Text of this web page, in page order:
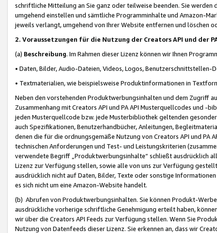
schriftliche Mitteilung an Sie ganz oder teilweise beenden. Sie werden
umgehend einstellen und sämtliche Programminhalte und Amazon-
jeweils verlangt, umgehend von Ihrer Website entfernen und löschen
2. Voraussetzungen für die Nutzung der Creators API und der
(a) Beschreibung. Im Rahmen dieser Lizenz können wir Ihnen
• Daten, Bilder, Audio-Dateien, Videos, Logos, Benutzerschnittstellen-
• Textmaterialien, wie beispielsweise Produktinformationen in
Neben den vorstehenden Produktwerbungsinhalten und dem Zugriff
Zusammenhang mit Creators API und PA API Musterquellcodes und
jeden Musterquellcode bzw. jede Musterbibliothek geltenden
auch Spezifikationen, Benutzerhandbücher, Anleitungen,
denen die für die ordnungsgemäße Nutzung von Creators API und PA
technischen Anforderungen und Test- und Leistungskriterien
verwendete Begriff „Produktwerbungsinhalte“ schließt ausdrücklich
Lizenz zur Verfügung stellen, sowie alle von uns zur Verfügung
ausdrücklich nicht auf Daten, Bilder, Texte oder sonstige
es sich nicht um eine Amazon-Website handelt.
(b) Abrufen von Produktwerbungsinhalten. Sie können Produkt-
ausdrückliche vorherige schriftliche Genehmigung erteilt haben,
wir über die Creators API Feeds zur Verfügung stellen. Wenn Sie
Nutzung von Datenfeeds dieser Lizenz. Sie erkennen an, dass wir